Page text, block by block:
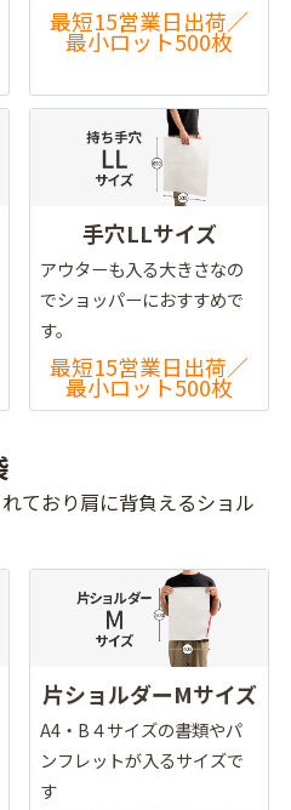
最短15営業日出荷／
最小ロット500枚
手穴LLサイズ
アウターも入る大きさなの
でショッパーにおすすめで
す。
最短15営業日出荷／
最小ロット500枚
ており肩に背負えるショル
片ショルダーMサイズ
A4・B４サイズの書類やパ
ンフレットが入るサイズで
す